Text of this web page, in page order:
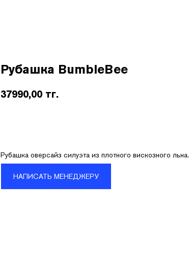
Рубашка BumbleBee
37990,00 тг.
Рубашка оверсайз силуэта из плотного вискозного льна.
НАПИСАТЬ МЕНЕДЖЕРУ